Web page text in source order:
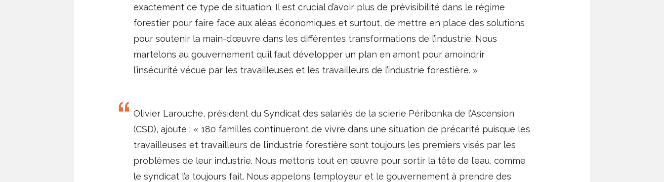
exactement ce type de situation. Il est crucial d’avoir plus de prévisibilité dans le régime
forestier pour faire face aux aléas économiques et surtout, de mettre en place des solutions
pour soutenir la main-d’œuvre dans les différentes transformations de l’industrie. Nous
martelons au gouvernement qu’il faut développer un plan en amont pour amoindrir
l’insécurité vécue par les travailleuses et les travailleurs de l’industrie forestière. »
Olivier Larouche, président du Syndicat des salariés de la scierie Péribonka de l’Ascension
(CSD), ajoute : « 180 familles continueront de vivre dans une situation de précarité puisque les
travailleuses et travailleurs de l’industrie forestière sont toujours les premiers visés par les
problèmes de leur industrie. Nous mettons tout en œuvre pour sortir la tête de l’eau, comme
le syndicat l’a toujours fait. Nous appelons l’employeur et le gouvernement à prendre des